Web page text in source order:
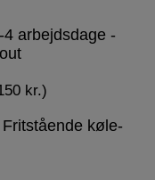
arbejdsdage -
kr.)
køle-